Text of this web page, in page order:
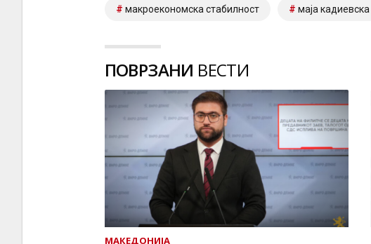
макроекономска стабилност маја кадиевска
ПОВРЗАНИ ВЕСТИ
МАКЕДОНИЈА